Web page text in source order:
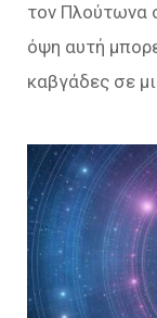
τον Πλούτωνα
όψη αυτή
καβγάδες σε